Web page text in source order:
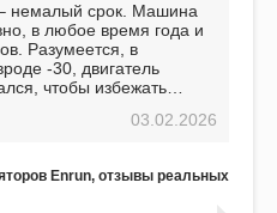
немалый срок. Машина
в любое время года и
Разумеется, в
-30, двигатель
чтобы избежать
единой поломки,
он даже
модель.
03.02.2026
Enrun, отзывы реальных